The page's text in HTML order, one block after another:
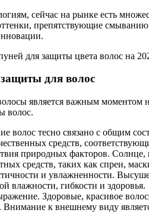
сейчас на рынке есть
препятствующие смыванию
для волос
является важным моментом
волос.
волос тесно связано с общим
средств,
природных факторов. Солнце,
средств, таких как спреи,
и увлажненности.
влажности, гибкости и здоровья.
Здоровые, красивое
Внимание к внешнему виду